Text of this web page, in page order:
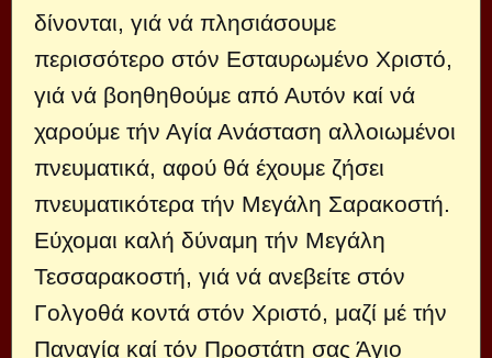
δίνονται, γιά νά πλησιάσουμε
περισσότερο στόν Εσταυρωμένο Χριστό,
γιά νά βοηθηθούμε από Αυτόν καί νά
χαρούμε τήν Αγία Ανάσταση αλλοιωμένοι
πνευματικά, αφού θά έχουμε ζήσει
πνευματικότερα τήν Μεγάλη Σαρακοστή.
Εύχομαι καλή δύναμη τήν Μεγάλη
Τεσσαρακοστή, γιά νά ανεβείτε στόν
Γολγοθά κοντά στόν Χριστό, μαζί μέ τήν
Παναγία καί τόν Προστάτη σας Άγιο